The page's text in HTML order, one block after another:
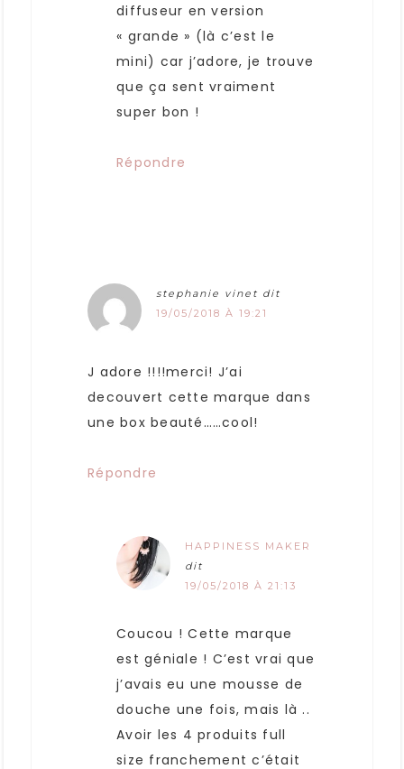
diffuseur en version
« grande » (là c’est le
mini) car j’adore, je trouve
que ça sent vraiment
super bon !
Répondre
stephanie vinet dit
19/05/2018 À 19:21
J adore !!!!merci! J’ai
decouvert cette marque dans
une box beauté……cool!
Répondre
HAPPINESS MAKER
dit
19/05/2018 À 21:13
Coucou ! Cette marque
est géniale ! C’est vrai que
j’avais eu une mousse de
douche une fois, mais là ..
Avoir les 4 produits full
size franchement c’était